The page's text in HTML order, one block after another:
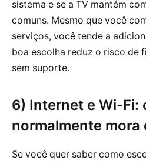
sistema e se a TV mantém
comuns. Mesmo que você
serviços, você tende a
boa escolha reduz o risco de
sem suporte.
6) Internet e Wi-Fi:
normalmente mora
Se você quer saber como